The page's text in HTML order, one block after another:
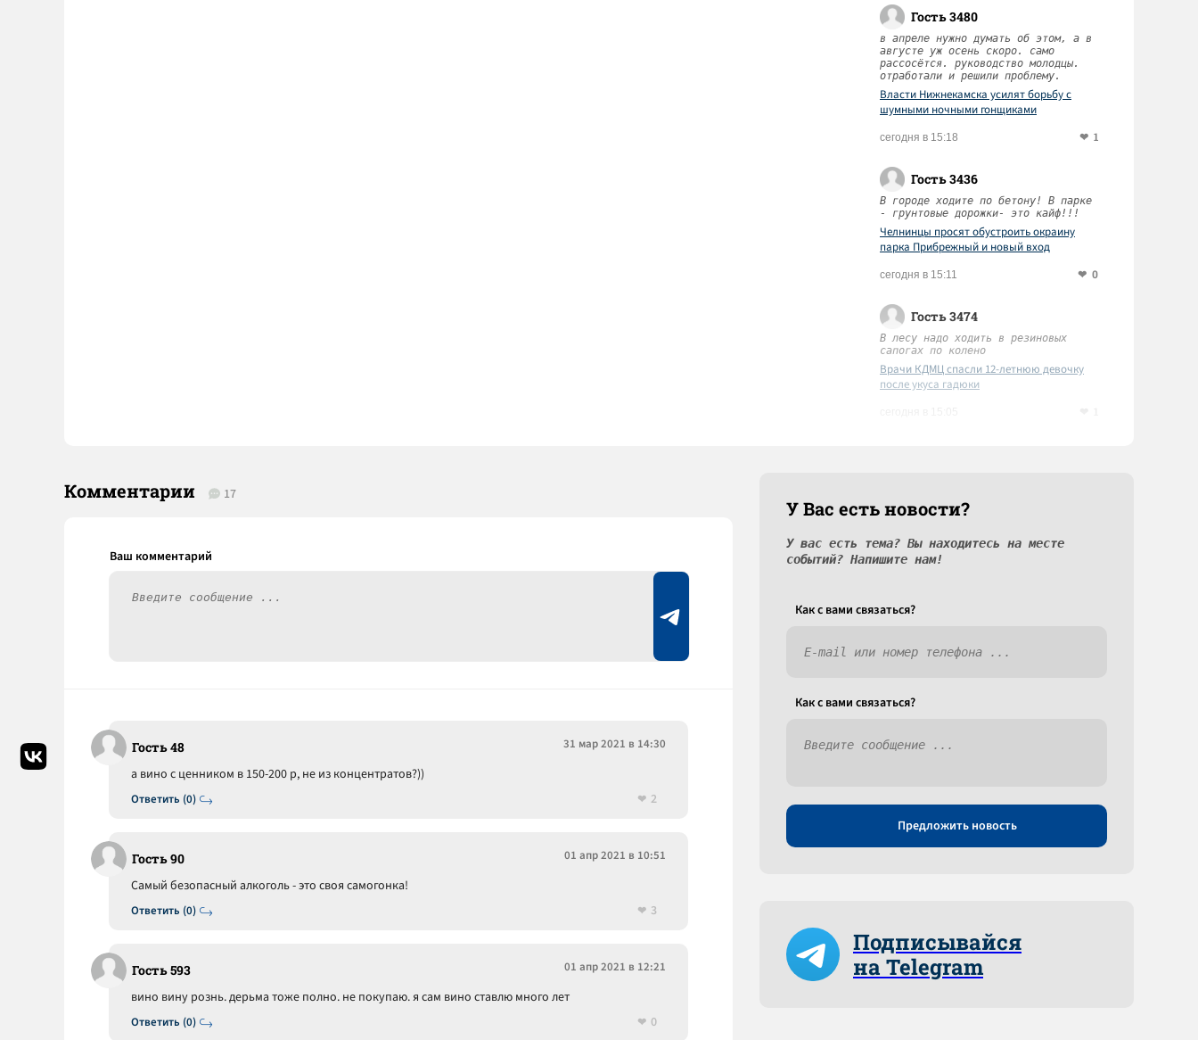
Гость 3480
в апреле нужно думать об этом, а в
августе уж осень скоро. само
рассосётся. руководство молодцы.
отработали и решили проблему.
Власти Нижнекамска усилят борьбу с
шумными ночными гонщиками
сегодня в 15:18 1
Гость 3436
В городе ходите по бетону! В парке
- грунтовые дорожки- это кайф!!!
Челнинцы просят обустроить окраину
парка Прибрежный и новый вход
сегодня в 15:11 0
Гость 3474
В лесу надо ходить в резиновых
сапогах по колено
Врачи КДМЦ спасли 12-летнюю девочку
после укуса гадюки
Комментарии 17
Гость 48 31 мар 2021 в 14:30
Ответить (0)
а вино с ценником в 150-200 р, не из концентратов?))
2
Гость 90 01 апр 2021 в 10:51
Ответить (0)
Самый безопасный алкоголь - это своя самогонка!
3
Гость 593 01 апр 2021 в 12:21
Ответить (0)
вино вину рознь. дерьма тоже полно. не покупаю. я сам вино ставлю много лет
0
У Вас есть новости?
У вас есть тема? Вы находитесь на месте
событий? Напишите нам!
Как c вами связаться?
Как c вами связаться?
Предложить новость
Подписывайся
на Telegram